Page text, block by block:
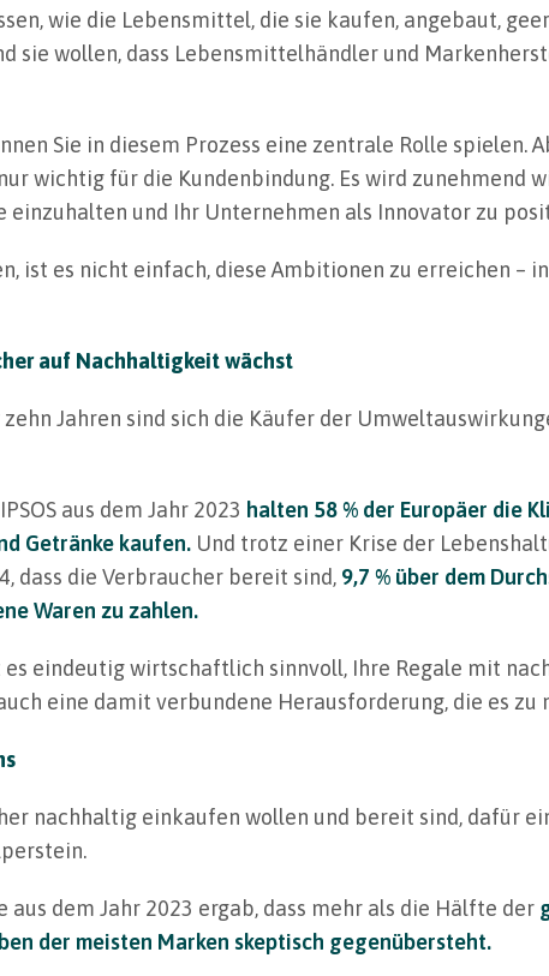
wie die Lebensmittel, die sie kaufen, angebaut,
sie wollen, dass Lebensmittelhändler und
Sie in diesem Prozess eine zentrale Rolle spielen.
wichtig für die Kundenbindung. Es wird zunehmend
einzuhalten und Ihr Unternehmen als Innovator zu
ist es nicht einfach, diese Ambitionen zu erreichen –
auf Nachhaltigkeit wächst
zehn Jahren sind sich die Käufer der
aus dem Jahr 2023 halten 58 % der Europäer die
Getränke kaufen. Und trotz einer Krise der
dass die Verbraucher bereit sind, 9,7 % über dem
Waren zu zahlen.
eindeutig wirtschaftlich sinnvoll, Ihre Regale mit
eine damit verbundene Herausforderung, die es zu
nachhaltig einkaufen wollen und bereit sind, dafür
aus dem Jahr 2023 ergab, dass mehr als die Hälfte der
der meisten Marken skeptisch gegenübersteht.